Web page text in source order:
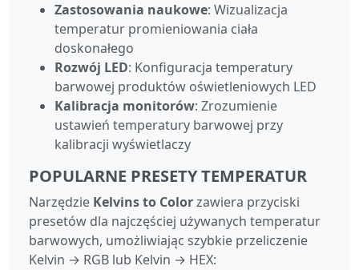
Zastosowania naukowe: Wizualizacja
temperatur promieniowania ciała
doskonałego
Rozwój LED: Konfiguracja temperatury
barwowej produktów oświetleniowych LED
Kalibracja monitorów: Zrozumienie
ustawień temperatury barwowej przy
kalibracji wyświetlaczy
POPULARNE PRESETY TEMPERATUR
Narzędzie Kelvins to Colorzawiera przyciski
presetów dla najczęściej używanych temperatur
barwowych, umożliwiając szybkie przeliczenie
Kelvin → RGB lub Kelvin → HEX: